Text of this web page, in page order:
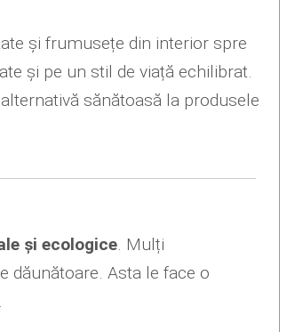
și frumusețe din interior spre
și pe un stil de viață echilibrat.
sănătoasă la produsele
și ecologice . Mulți
dăunătoare. Asta le face o